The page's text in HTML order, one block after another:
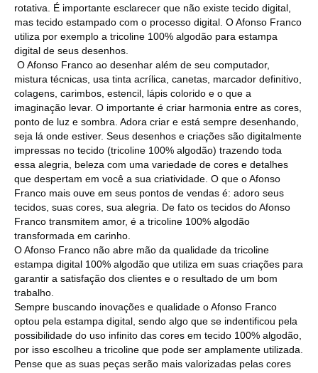
rotativa. É importante esclarecer que não existe tecido digital,
mas tecido estampado com o processo digital. O Afonso Franco
utiliza por exemplo a tricoline 100% algodão para estampa
digital de seus desenhos.
O Afonso Franco ao desenhar além de seu computador,
mistura técnicas, usa tinta acrílica, canetas, marcador definitivo,
colagens, carimbos, estencil, lápis colorido e o que a
imaginação levar. O importante é criar harmonia entre as cores,
ponto de luz e sombra. Adora criar e está sempre desenhando,
seja lá onde estiver. Seus desenhos e criações são digitalmente
impressas no tecido (tricoline 100% algodão) trazendo toda
essa alegria, beleza com uma variedade de cores e detalhes
que despertam em você a sua criatividade. O que o Afonso
Franco mais ouve em seus pontos de vendas é: adoro seus
tecidos, suas cores, sua alegria. De fato os tecidos do Afonso
Franco transmitem amor, é a tricoline 100% algodão
transformada em carinho.
O Afonso Franco não abre mão da qualidade da tricoline
estampa digital 100% algodão que utiliza em suas criações para
garantir a satisfação dos clientes e o resultado de um bom
trabalho.
Sempre buscando inovações e qualidade o Afonso Franco
optou pela estampa digital, sendo algo que se indentificou pela
possibilidade do uso infinito das cores em tecido 100% algodão,
por isso escolheu a tricoline que pode ser amplamente utilizada.
Pense que as suas peças serão mais valorizadas pelas cores